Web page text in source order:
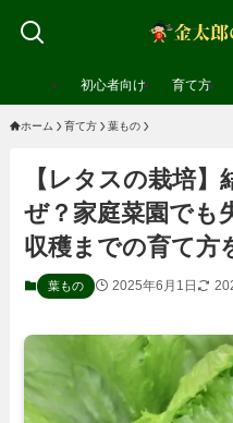
初心者向け 育て方
ホーム 育て方 葉もの
【レタスの栽培
ぜ？家庭菜園でも
収穫までの育て方
葉もの 2025年6月1日